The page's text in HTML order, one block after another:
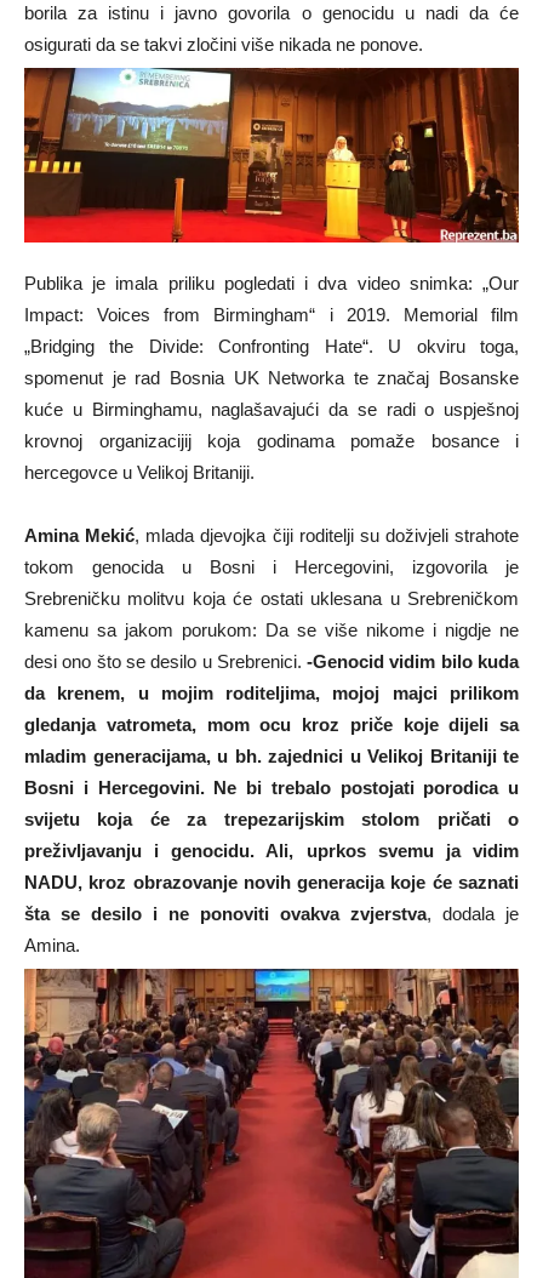
borila za istinu i javno govorila o genocidu u nadi da će
osigurati da se takvi zločini više nikada ne ponove.
Publika je imala priliku pogledati i dva video snimka: „Our
Impact: Voices from Birmingham“ i 2019. Memorial film
„Bridging the Divide: Confronting Hate“. U okviru toga,
spomenut je rad Bosnia UK Networka te značaj Bosanske
kuće u Birminghamu, naglašavajući da se radi o uspješnoj
krovnoj organizacijij koja godinama pomaže bosance i
hercegovce u Velikoj Britaniji.
Amina Mekić, mlada djevojka čiji roditelji su doživjeli strahote
tokom genocida u Bosni i Hercegovini, izgovorila je
Srebreničku molitvu koja će ostati uklesana u Srebreničkom
kamenu sa jakom porukom: Da se više nikome i nigdje ne
desi ono što se desilo u Srebrenici.-Genocid vidim bilo kuda
da krenem, u mojim roditeljima, mojoj majci prilikom
gledanja vatrometa, mom ocu kroz priče koje dijeli sa
mladim generacijama, u bh. zajednici u Velikoj Britaniji te
Bosni i Hercegovini. Ne bi trebalo postojati porodica u
svijetu koja će za trepezarijskim stolom pričati o
preživljavanju i genocidu. Ali, uprkos svemu ja vidim
NADU, kroz obrazovanje novih generacija koje će saznati
šta se desilo i ne ponoviti ovakva zvjerstva, dodala je
Amina.